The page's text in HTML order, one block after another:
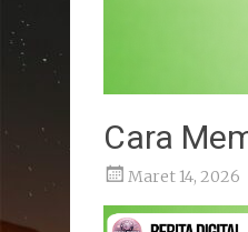
Cara
Maret 14, 2026